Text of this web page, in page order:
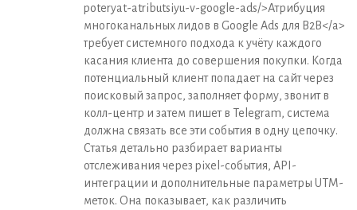
poteryat-atributsiyu-v-google-ads/>Атрибуция
многоканальных лидов в Google Ads для B2B</a>
требует системного подхода к учёту каждого
касания клиента до совершения покупки. Когда
потенциальный клиент попадает на сайт через
поисковый запрос, заполняет форму, звонит в
колл-центр и затем пишет в Telegram, система
должна связать все эти события в одну цепочку.
Статья детально разбирает варианты
отслеживания через pixel-события, API-
интеграции и дополнительные параметры UTM-
меток. Она показывает, как различить